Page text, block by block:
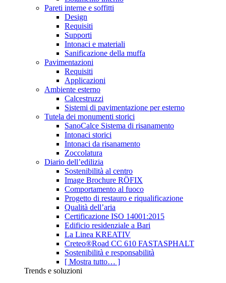
Pareti interne e soffitti
Design
Requisiti
Supporti
Intonaci e materiali
Sanificazione della muffa
Pavimentazioni
Requisiti
Applicazioni
Ambiente esterno
Calcestruzzi
Sistemi di pavimentazione per esterno
Tutela dei monumenti storici
SanoCalce Sistema di risanamento
Intonaci storici
Intonaci da risanamento
Zoccolatura
Diario dell’edilizia
Sostenibilità al centro
Image Brochure RÖFIX
Comportamento al fuoco
Progetto di restauro e riqualificazione
Qualità dell’aria
Certificazione ISO 14001:2015
Edificio residenziale a Bari
La Linea KREATIV
Creteo®Road CC 610 FASTASPHALT
Sostenibilità e responsabilità
[ Mostra tutto… ]
Trends e soluzioni